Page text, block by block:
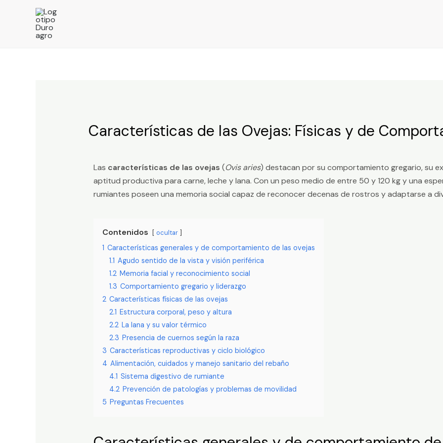
Características de las Ovejas: Físicas y de
Las características de las ovejas (Ovis aries) destacan por su comportamiento gregario, su
aptitud productiva para carne, leche y lana. Con un peso medio de entre 50 y 120 kg y una
rumiantes poseen una memoria social capaz de reconocer decenas de rostros y adaptarse a
Contenidos ocultar
1 Características generales y de comportamiento de las ovejas
1.1 Agudo sentido de la vista y visión periférica
1.2 Memoria facial y reconocimiento social
1.3 Comportamiento gregario y liderazgo
2 Características físicas de las ovejas
2.1 Estructura corporal, peso y altura
2.2 La lana y su valor térmico
2.3 Presencia de cuernos según la raza
3 Características reproductivas y ciclo biológico
4 Alimentación, cuidados y manejo sanitario del rebaño
4.1 Sistema digestivo de rumiante
4.2 Prevención de patologías y problemas de movilidad
5 Preguntas Frecuentes